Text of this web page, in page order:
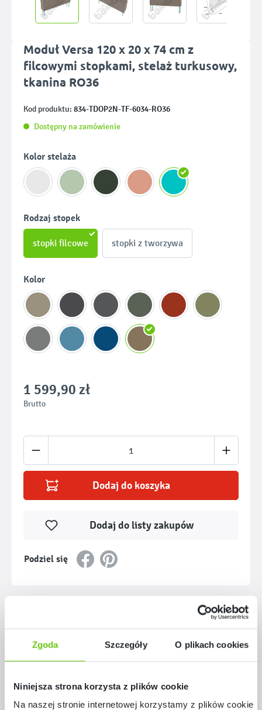
Zgoda Szczegóły O plikach cookies
Niniejsza strona korzysta z plików cookie
Na naszej stronie internetowej korzystamy z plików cookie:
Moduł Versa 120 x 20 x 74 cm z
filcowymi stopkami, stelaż turkusowy,
tkanina RO36
Kod produktu: 834-TDOP2N-TF-6034-RO36
Dostępny na zamówienie
Wybierz
Kolor stelaża
Wybierz
Rodzaj stopek
stopki filcowe stopki z tworzywa
Wybierz
Kolor
1 599,90 zł
Brutto
Ilość produktu: Wprowadź żądaną ilość
Dodaj do koszyka
Podziel się
Dodaj do listy zakupów
Kolekcja Versa to połączenie minimalistycznej estetyki i